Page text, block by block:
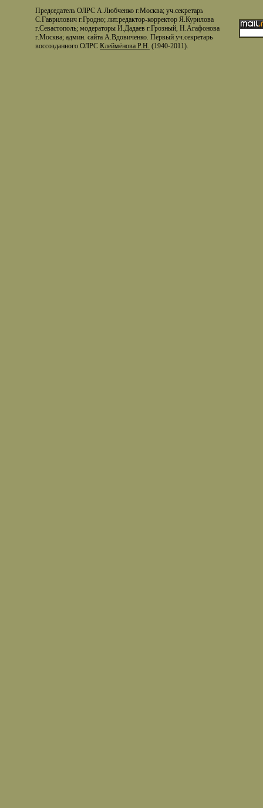
Председатель ОЛРС А.Любченко г.Москва; уч.секретарь
С.Гаврилович г.Гродно; лит.редактор-корректор Я.Курилова
г.Севастополь; модераторы И.Дадаев г.Грозный, Н.Агафонова
г.Москва; админ. сайта А.Вдовиченко. Первый уч.секретарь
воссозданного ОЛРС Клеймёнова Р.Н. (1940-2011).